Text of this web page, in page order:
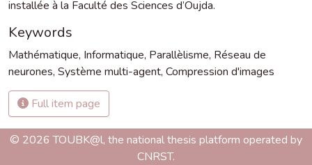
installée à la Faculté des Sciences d’Oujda.
Keywords
Mathématique, Informatique, Parallèlisme, Réseau de
neurones, Système multi-agent, Compression d'images
Full item page
© 2026 TOUBK@l, the national thesis platform operated by
CNRST.